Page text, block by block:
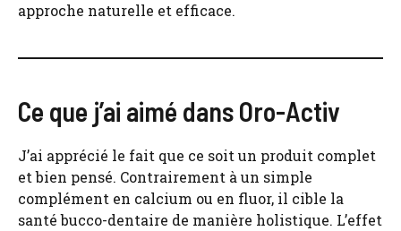
approche naturelle et efficace.
Ce que j’ai aimé dans Oro-Activ
J’ai apprécié le fait que ce soit un produit complet
et bien pensé. Contrairement à un simple
complément en calcium ou en fluor, il cible la
santé bucco-dentaire de manière holistique. L’effet